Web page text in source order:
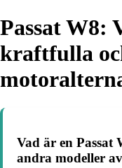
Passat W8:
kraftfulla
Vad är en Passat
andra modeller